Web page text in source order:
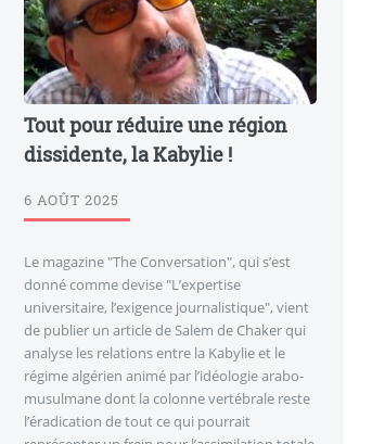
Tout pour réduire une région
dissidente, la Kabylie !
6 AOÛT 2025
Le magazine "The Conversation", qui s’est
donné comme devise "L’expertise
universitaire, l’exigence journalistique", vient
de publier un article de Salem de Chaker qui
analyse les relations entre la Kabylie et le
régime algérien animé par l’idéologie arabo-
musulmane dont la colonne vertébrale reste
l’éradication de tout ce qui pourrait